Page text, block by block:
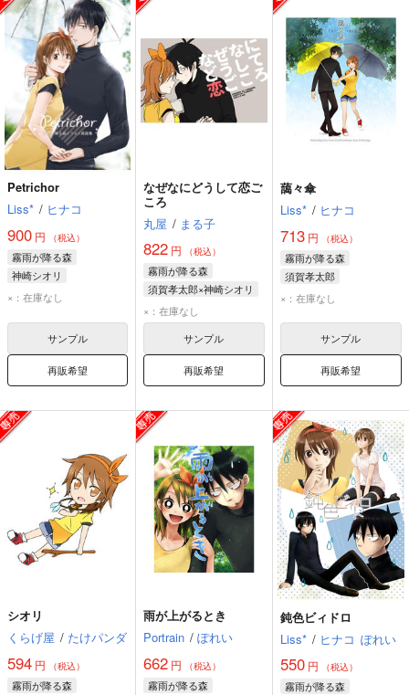
Petrichor
Liss* / ヒナコ
900 円 （税込）
霧雨が降る森
神崎シオリ
須賀孝太郎
×：在庫なし
サンプル
再販希望
なぜなにどうして恋ご
ころ
丸屋 / まる子
822 円 （税込）
霧雨が降る森
須賀孝太郎×神崎シオリ
須賀孝太郎
神崎シオリ
×：在庫なし
サンプル
再販希望
藹々傘
Liss* / ヒナコ
713円 （税込）
霧雨が降る森
須賀孝太郎
神崎シオリ
×：在庫なし
サンプル
再販希望
シオリ
くらげ屋 / たけパンダ
594 円 （税込）
霧雨が降る森
雨が上がるとき
Portrain / ぽれい
662 円 （税込）
霧雨が降る森
鈍色ビィドロ
Liss* / ヒナコ ぽれい
550円 （税込）
霧雨が降る森